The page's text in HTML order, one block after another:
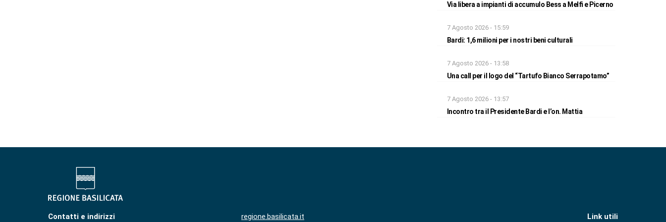
Via libera a impianti di accumulo Bess a Melfi e Picerno
7 Agosto 2026 - 15:59
Bardi: 1,6 milioni per i nostri beni culturali
7 Agosto 2026 - 13:58
Una call per il logo del “Tartufo Bianco Serrapotamo”
7 Agosto 2026 - 13:57
Incontro tra il Presidente Bardi e l’on. Mattia
Contatti e indirizzi regione.basilicata.it Link utili